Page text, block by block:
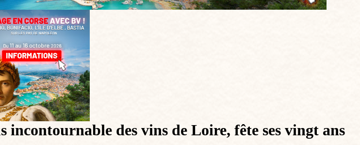
des vins de Loire, fête ses vingt ans